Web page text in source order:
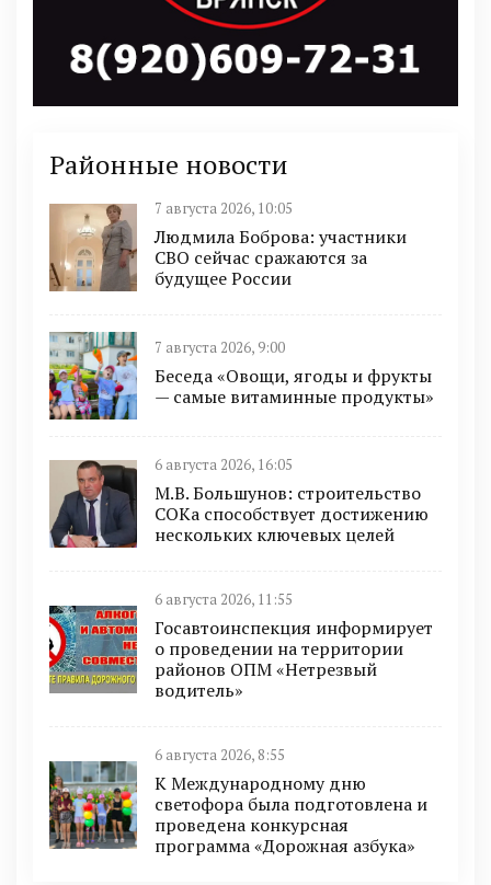
Районные новости
7 августа 2026, 10:05
Людмила Боброва: участники
СВО сейчас сражаются за
будущее России
7 августа 2026, 9:00
Беседа «Овощи, ягоды и фрукты
— самые витаминные продукты»
6 августа 2026, 16:05
М.В. Большунов: строительство
СОКа способствует достижению
нескольких ключевых целей
6 августа 2026, 11:55
Госавтоинспекция информирует
о проведении на территории
районов ОПМ «Нетрезвый
водитель»
6 августа 2026, 8:55
К Международному дню
светофора была подготовлена и
проведена конкурсная
программа «Дорожная азбука»